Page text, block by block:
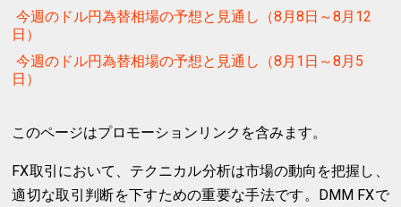
今週のドル円為替相場の予想と見通し（8月8日～8月12
日）
今週のドル円為替相場の予想と見通し（8月1日～8月5
日）
このページはプロモーションリンクを含みます。
FX取引において、テクニカル分析は市場の動向を把握し、
適切な取引判断を下すための重要な手法です。DMM FXで